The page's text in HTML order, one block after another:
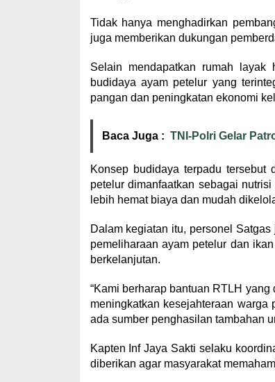
Tidak hanya menghadirkan
juga memberikan dukungan
Selain mendapatkan rumah layak
budidaya ayam petelur yang
pangan dan peningkatan ekonomi
Baca Juga : TNI-Polri Gelar
Konsep budidaya terpadu tersebut
petelur dimanfaatkan sebagai
lebih hemat biaya dan mudah
Dalam kegiatan itu, personel
pemeliharaan ayam petelur dan
berkelanjutan.
“Kami berharap bantuan RTLH
meningkatkan kesejahteraan
ada sumber penghasilan tambahan
Kapten Inf Jaya Sakti selaku
diberikan agar masyarakat